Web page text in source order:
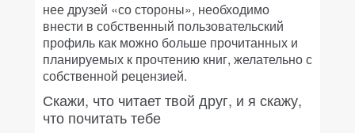
нее друзей «со стороны», необходимо
внести в собственный пользовательский
профиль как можно больше прочитанных и
планируемых к прочтению книг, желательно с
собственной рецензией.
Скажи, что читает твой друг, и я скажу,
что почитать тебе